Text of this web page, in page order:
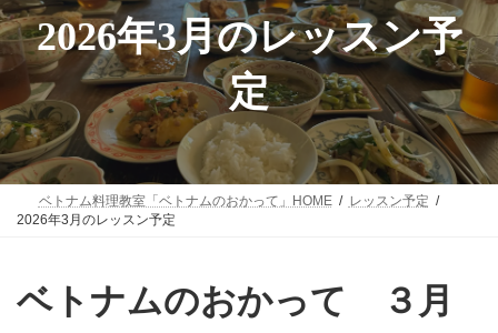
キ
ッ
プ
に
移
動
2026年3月のレッスン予
定
ベトナム料理教室「ベトナムのおかって」HOME
レッスン予定
2026年3月のレッスン予定
ベトナムのおかって ３月